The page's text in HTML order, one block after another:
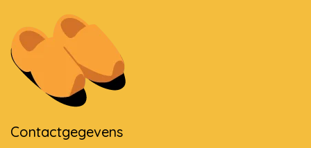
Contactgegevens